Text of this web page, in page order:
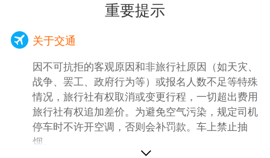
重要提示
关于交通
因不可抗拒的客观原因和非旅行社原因（如天灾、
战争、罢工、政府行为等）或报名人数不足等特殊
情况，旅行社有权取消或变更行程，一切超出费用
旅行社有权追加差价。为避免空气污染，规定司机
停车时不许开空调，否则会补罚款。车上禁止抽
烟。